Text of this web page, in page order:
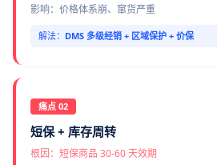
影响：价格体系崩、窜货严重
解法： DMS 多级经销 + 区域保护 + 价保
痛点 02
短保 + 库存周转
根因：短保商品 30-60 天效期